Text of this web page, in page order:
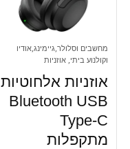
מחשבים וסלולר,גיימינג,אודיו
וקולנוע ביתי, אוזניות
אוזניות אלחוטיות
Bluetooth USB
Type-C
מתקפלות